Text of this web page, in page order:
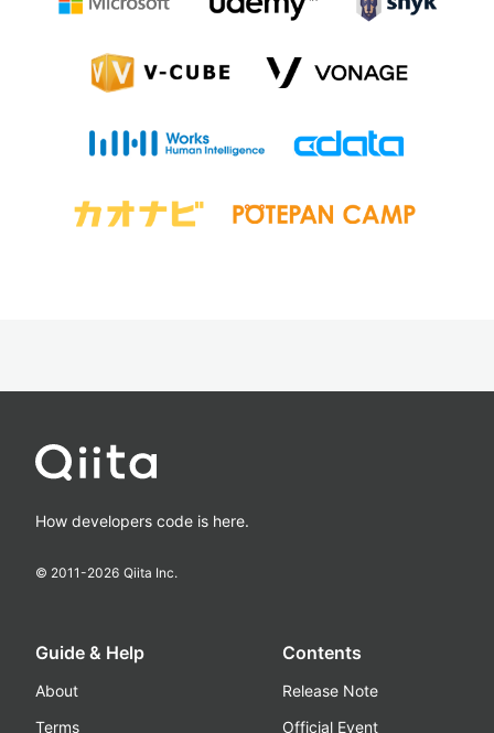
How developers code is here.
© 2011-2026 Qiita Inc.
Guide & Help
About
Terms
Contents
Release Note
Official Event